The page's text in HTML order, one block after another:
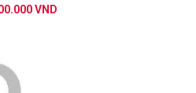
VND